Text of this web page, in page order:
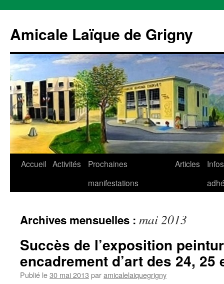
contenu
Amicale Laïque de Grigny
Accueil Activités
Prochaines
manifestations
Articles
Infos
Archives mensuelles : mai 2013
Succès de l’exposition
encadrement d’art des 24, 25
Publié le30 mai 2013 paramicalelaiquegrigny